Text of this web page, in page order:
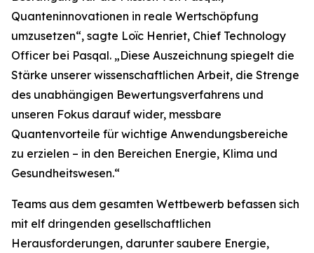
Quanteninnovationen in reale Wertschöpfung
umzusetzen“, sagte Loïc Henriet, Chief Technology
Officer bei Pasqal. „Diese Auszeichnung spiegelt die
Stärke unserer wissenschaftlichen Arbeit, die Strenge
des unabhängigen Bewertungsverfahrens und
unseren Fokus darauf wider, messbare
Quantenvorteile für wichtige Anwendungsbereiche
zu erzielen – in den Bereichen Energie, Klima und
Gesundheitswesen.“
Teams aus dem gesamten Wettbewerb befassen sich
mit elf dringenden gesellschaftlichen
Herausforderungen, darunter saubere Energie,